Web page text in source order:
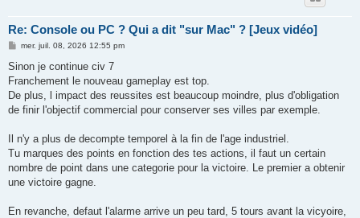
Re: Console ou PC ? Qui a dit "sur Mac" ? [Jeux vidéo]
M
s
a
g
mer. juil. 08, 2026 12:55 pm
Sinon je continue civ 7
Franchement le nouveau gameplay est top.
De plus, l impact des reussites est beaucoup moindre, plus d'obligation
de finir l'objectif commercial pour conserver ses villes par exemple.
Il n'y a plus de decompte temporel à la fin de l'age industriel.
Tu marques des points en fonction des tes actions, il faut un certain
nombre de point dans une categorie pour la victoire. Le premier a obtenir
une victoire gagne.
En revanche, defaut l'alarme arrive un peu tard, 5 tours avant la vicyoire,